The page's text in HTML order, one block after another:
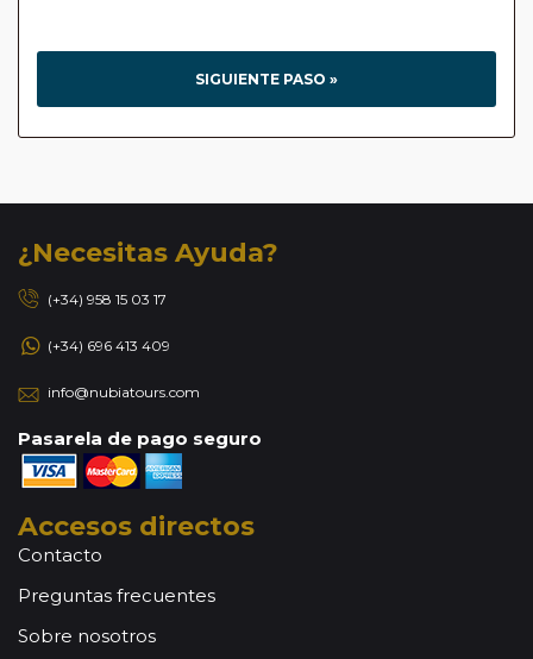
SIGUIENTE PASO »
¿Necesitas Ayuda?
(+34) 958 15 03 17
(+34) 696 413 409
info@nubiatours.com
Pasarela de pago seguro
Accesos directos
Contacto
Preguntas frecuentes
Sobre nosotros